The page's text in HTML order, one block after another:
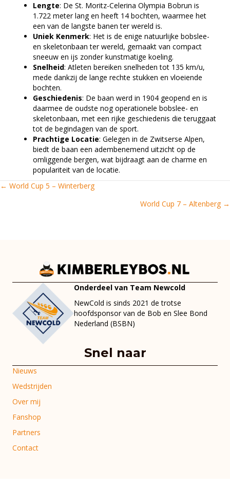
Lengte: De St. Moritz-Celerina Olympia Bobrun is
1.722 meter lang en heeft 14 bochten, waarmee het
een van de langste banen ter wereld is.
Uniek Kenmerk: Het is de enige natuurlijke bobslee-
en skeletonbaan ter wereld, gemaakt van compact
sneeuw en ijs zonder kunstmatige koeling.
Snelheid: Atleten bereiken snelheden tot 135 km/u,
mede dankzij de lange rechte stukken en vloeiende
bochten.
Geschiedenis: De baan werd in 1904 geopend en is
daarmee de oudste nog operationele bobslee- en
skeletonbaan, met een rijke geschiedenis die teruggaat
tot de begindagen van de sport.
Prachtige Locatie: Gelegen in de Zwitserse Alpen,
biedt de baan een adembenemend uitzicht op de
omliggende bergen, wat bijdraagt aan de charme en
populariteit van de locatie.
Posts
← World Cup 5 – Winterberg
World Cup 7 – Altenberg →
Onderdeel van Team Newcold
NewCold is sinds 2021 de trotse
hoofdsponsor van de Bob en Slee Bond
Nederland (BSBN)
Snel naar
Nieuws
Wedstrijden
Over mij
Fanshop
Partners
Contact